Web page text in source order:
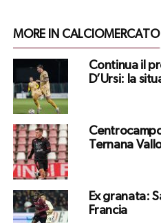
MORE IN CALCIOMERCATO
Continua il
D’Ursi: la
Ternana
Ex granata:
Francia